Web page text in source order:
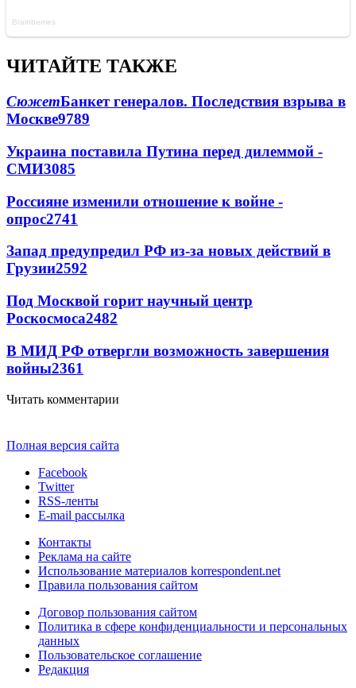
ЧИТАЙТЕ ТАКЖЕ
СюжетБанкет генералов. Последствия взрыва в
Москве9789
Украина поставила Путина перед дилеммой -
СМИ3085
Россияне изменили отношение к войне -
опрос2741
Запад предупредил РФ из-за новых действий в
Грузии2592
Под Москвой горит научный центр
Роскосмоса2482
В МИД РФ отвергли возможность завершения
войны2361
Читать комментарии
Полная версия сайта
Facebook
Twitter
RSS-ленты
E-mail рассылка
Контакты
Реклама на сайте
Использование материалов korrespondent.net
Правила пользования сайтом
Договор пользования сайтом
Политика в сфере конфиденциальности и персональных
данных
Пользовательское соглашение
Редакция